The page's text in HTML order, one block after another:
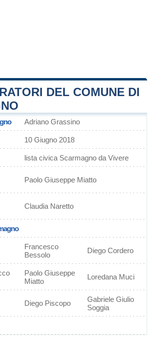
DEL COMUNE DI
Adriano Grassino
10 Giugno 2018
lista civica Scarmagno da Vivere
Paolo Giuseppe Miatto
Claudia Naretto
Francesco
Bessolo
Diego Cordero
Paolo Giuseppe
Miatto
Loredana Muci
Diego Piscopo
Gabriele Giulio
Soggia